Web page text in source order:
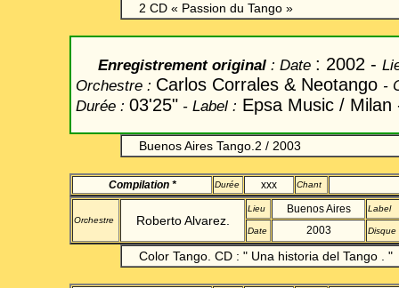
2 CD « Passion du Tango »
Enregistrement original : Date : 2002 -
Orchestre : Carlos Corrales & Neotango -
Durée : 03'25" - Label : Epsa Music / Milan
Buenos Aires Tango.2 / 2003
Compilation * Durée xxx Chant
Orchestre Roberto Alvarez.
Lieu Buenos Aires Label
Date 2003 Disque
Color Tango. CD : " Una historia del Tango . "